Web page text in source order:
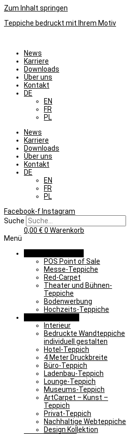
Zum Inhalt springen
Teppiche bedruckt mit Ihrem Motiv
News
Karriere
Downloads
Über uns
Kontakt
DE
EN
FR
PL
News
Karriere
Downloads
Über uns
Kontakt
DE
EN
FR
PL
Facebook-f Instagram
Suche
0,00 € 0 Warenkorb
Menü
POS Point of Sale
Messe-Teppiche
Red-Carpet
Theater und Bühnen-
Teppiche
Bodenwerbung
Hochzeits-Teppiche
Interieur
Bedruckte Wandteppiche
individuell gestalten
Hotel-Teppich
4 Meter Druckbreite
Büro-Teppich
Ladenbau-Teppich
Lounge-Teppich
Museums-Teppich
ArtCarpet – Kunst –
Teppich
Privat-Teppich
Nachhaltige Webteppiche
Design Kollektion